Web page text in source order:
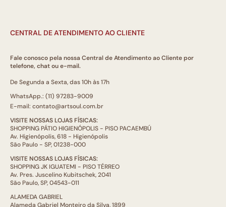
CENTRAL DE ATENDIMENTO AO CLIENTE
Fale conosco pela nossa Central de Atendimento ao Cliente por
telefone, chat ou e-mail.
De Segunda a Sexta, das 10h às 17h
WhatsApp.: (11) 97283-9009
E-mail: contato@artsoul.com.br
VISITE NOSSAS LOJAS FÍSICAS:
SHOPPING PÁTIO HIGIENÓPOLIS - PISO PACAEMBÚ
Av. Higienópolis, 618 - Higienópolis
São Paulo - SP, 01238-000
VISITE NOSSAS LOJAS FÍSICAS:
SHOPPING JK IGUATEMI - PISO TÉRREO
Av. Pres. Juscelino Kubitschek, 2041
São Paulo, SP, 04543-011
ALAMEDA GABRIEL
Alameda Gabriel Monteiro da Silva, 1899